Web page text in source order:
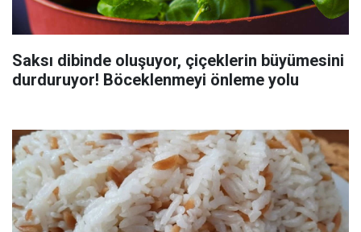
Saksı dibinde oluşuyor, çiçeklerin büyümesini
durduruyor! Böceklenmeyi önleme yolu